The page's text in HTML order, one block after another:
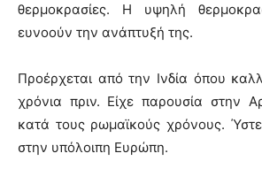
θερμοκρασίες. Η υψηλή
ευνοούν την ανάπτυξή της.
Προέρχεται από την Ινδία όπου
χρόνια πριν. Είχε παρουσία στην
κατά τους ρωμαϊκούς χρόνους.
στην υπόλοιπη Ευρώπη.